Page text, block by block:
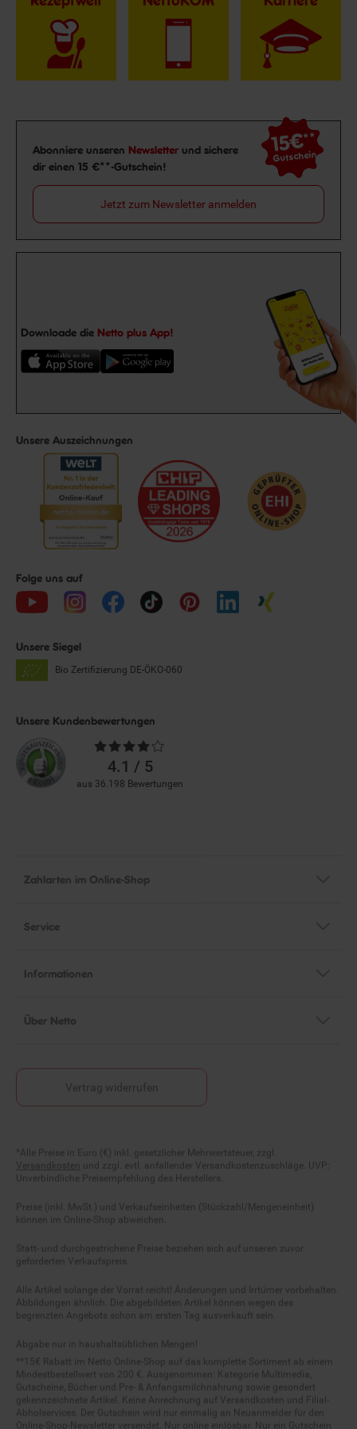
Newsletter Anmeldung
Abonniere unseren Newsletter und sichere
dir einen 15 €**-Gutschein!
15€**
Gutschein
Jetzt zum Newsletter anmelden
Downloade die Netto plus App!
Unsere Auszeichnungen
Folge uns auf
Unsere Siegel
Bio Zertifizierung DE-ÖKO-060
Unsere Kundenbewertungen
Durchschnittliche
Bewertungen4.1 / 5
aus 36.198 Bewertungen
Über Netto
Fußnoten
Versandkosten und zzgl. evtl. anfallender Versandkostenzuschläge. UVP:
Unverbindliche Preisempfehlung des Herstellers.
können im Online-Shop abweichen.
geforderten Verkaufspreis.
Abbildungen ähnlich. Die abgebildeten Artikel können wegen des
begrenzten Angebots schon am ersten Tag ausverkauft sein.
Mindestbestellwert von 200 €. Ausgenommen: Kategorie Multimedia,
Gutscheine, Bücher und Pre- & Anfangsmilchnahrung sowie gesondert
gekennzeichnete Artikel. Keine Anrechnung auf Versandkosten und Filial-
Abholservices. Der Gutschein wird nur einmalig an Neuanmelder für den
Online-Shop-Newsletter versendet. Nur online einlösbar. Nur ein Gutschein